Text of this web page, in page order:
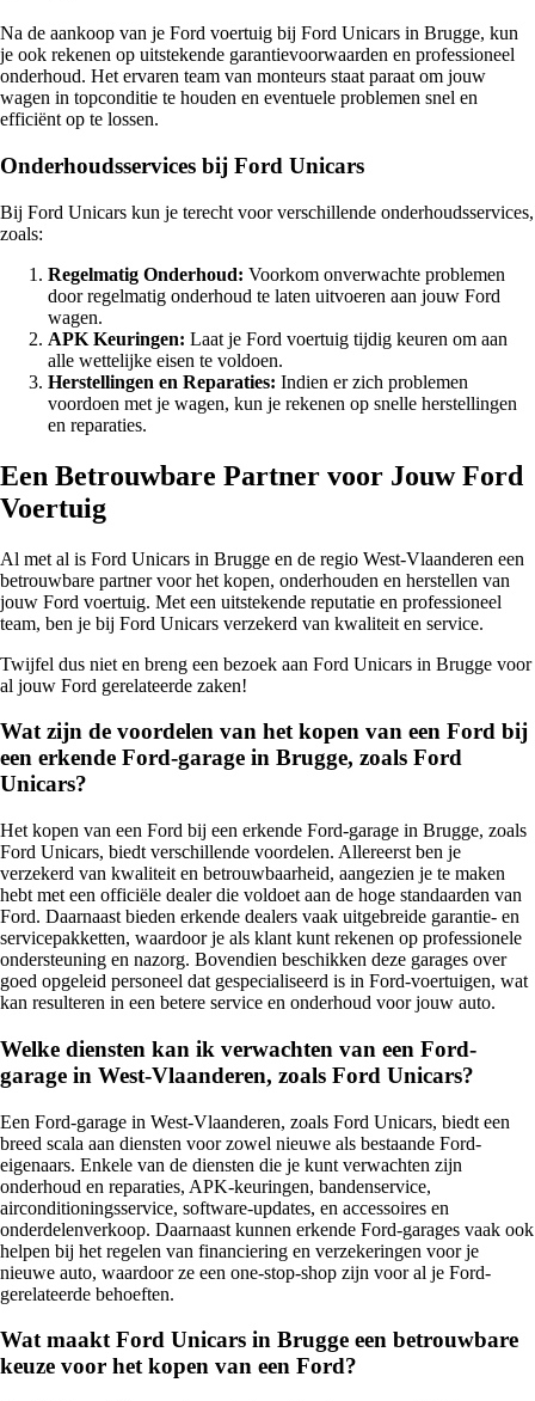
Na de aankoop van je Ford voertuig bij Ford Unicars in Brugge, kun
je ook rekenen op uitstekende garantievoorwaarden en professioneel
onderhoud. Het ervaren team van monteurs staat paraat om jouw
wagen in topconditie te houden en eventuele problemen snel en
efficiënt op te lossen.
Onderhoudsservices bij Ford Unicars
Bij Ford Unicars kun je terecht voor verschillende onderhoudsservices,
zoals:
Regelmatig Onderhoud: Voorkom onverwachte problemen
door regelmatig onderhoud te laten uitvoeren aan jouw Ford
wagen.
APK Keuringen: Laat je Ford voertuig tijdig keuren om aan
alle wettelijke eisen te voldoen.
Herstellingen en Reparaties: Indien er zich problemen
voordoen met je wagen, kun je rekenen op snelle herstellingen
en reparaties.
Een Betrouwbare Partner voor Jouw Ford
Voertuig
Al met al is Ford Unicars in Brugge en de regio West-Vlaanderen een
betrouwbare partner voor het kopen, onderhouden en herstellen van
jouw Ford voertuig. Met een uitstekende reputatie en professioneel
team, ben je bij Ford Unicars verzekerd van kwaliteit en service.
Twijfel dus niet en breng een bezoek aan Ford Unicars in Brugge voor
al jouw Ford gerelateerde zaken!
Wat zijn de voordelen van het kopen van een Ford bij
een erkende Ford-garage in Brugge, zoals Ford
Unicars?
Het kopen van een Ford bij een erkende Ford-garage in Brugge, zoals
Ford Unicars, biedt verschillende voordelen. Allereerst ben je
verzekerd van kwaliteit en betrouwbaarheid, aangezien je te maken
hebt met een officiële dealer die voldoet aan de hoge standaarden van
Ford. Daarnaast bieden erkende dealers vaak uitgebreide garantie- en
servicepakketten, waardoor je als klant kunt rekenen op professionele
ondersteuning en nazorg. Bovendien beschikken deze garages over
goed opgeleid personeel dat gespecialiseerd is in Ford-voertuigen, wat
kan resulteren in een betere service en onderhoud voor jouw auto.
Welke diensten kan ik verwachten van een Ford-
garage in West-Vlaanderen, zoals Ford Unicars?
Een Ford-garage in West-Vlaanderen, zoals Ford Unicars, biedt een
breed scala aan diensten voor zowel nieuwe als bestaande Ford-
eigenaars. Enkele van de diensten die je kunt verwachten zijn
onderhoud en reparaties, APK-keuringen, bandenservice,
airconditioningsservice, software-updates, en accessoires en
onderdelenverkoop. Daarnaast kunnen erkende Ford-garages vaak ook
helpen bij het regelen van financiering en verzekeringen voor je
nieuwe auto, waardoor ze een one-stop-shop zijn voor al je Ford-
gerelateerde behoeften.
Wat maakt Ford Unicars in Brugge een betrouwbare
keuze voor het kopen van een Ford?